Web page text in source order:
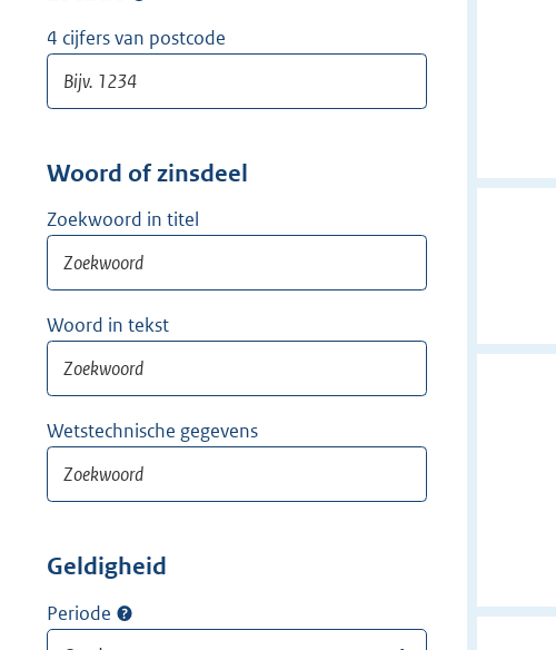
i
4 cijfers van postcode
Woord of zinsdeel
Zoekwoord in titel
Woord in tekst
Wetstechnische gegevens
Geldigheid
Periode